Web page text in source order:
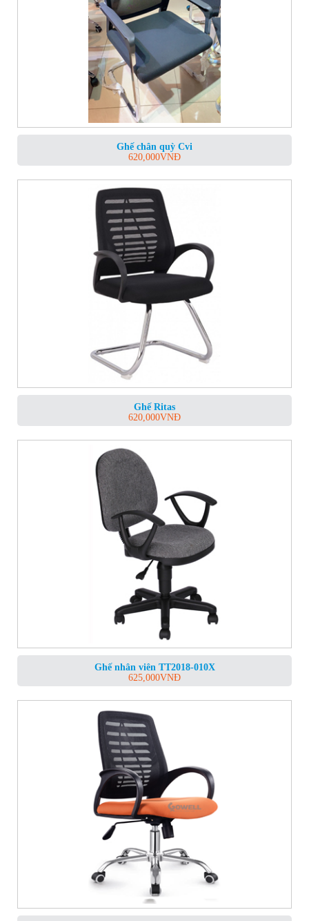
Ghế chân quỳ Cvi
620,000VNĐ
Ghế Ritas
620,000VNĐ
Ghế nhân viên TT2018-010X
625,000VNĐ